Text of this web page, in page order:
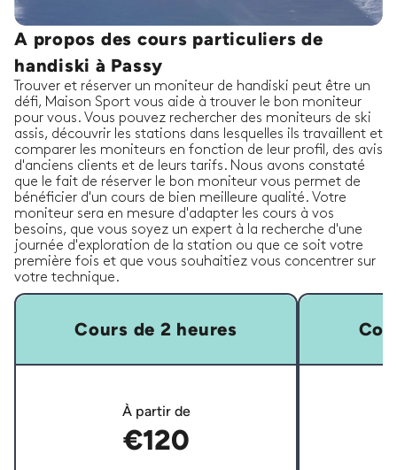
A propos des cours particuliers de
handiski à Passy
Trouver et réserver un moniteur de handiski peut être un
défi, Maison Sport vous aide à trouver le bon moniteur
pour vous. Vous pouvez rechercher des moniteurs de ski
assis, découvrir les stations dans lesquelles ils travaillent et
comparer les moniteurs en fonction de leur profil, des avis
d'anciens clients et de leurs tarifs. Nous avons constaté
que le fait de réserver le bon moniteur vous permet de
bénéficier d'un cours de bien meilleure qualité. Votre
moniteur sera en mesure d'adapter les cours à vos
besoins, que vous soyez un expert à la recherche d'une
journée d'exploration de la station ou que ce soit votre
première fois et que vous souhaitiez vous concentrer sur
votre technique.
Cours de 2 heures
À partir de
€120